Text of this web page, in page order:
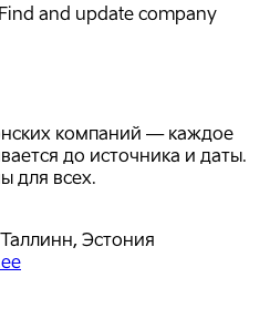
Find and update company
компаний — каждое
до источника и даты.
для всех.
Эстония